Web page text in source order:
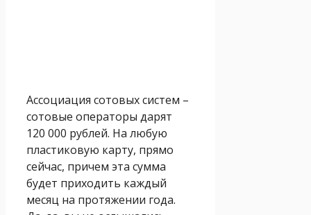
Ассоциация сотовых систем –
сотовые операторы дарят
120 000 рублей. На любую
пластиковую карту, прямо
сейчас, причем эта сумма
будет приходить каждый
месяц на протяжении года.